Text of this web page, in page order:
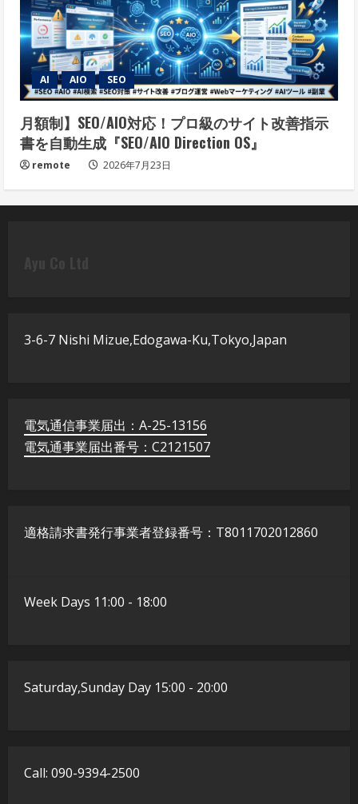
AI AIO SEO
月額制】SEO/AIO対応！プロ級のサイト改善指示
書を自動生成『SEO/AIO Direction OS』
remote 2026年7月23日
3-6-7 Nishi Mizue,Edogawa-Ku,Tokyo,Japan
電気通信事業届出：A-25-13156
電気通事業届出番号：C2121507
​適格請求書発行事業者登録番号：T8011702012860
Week Days 11:00 - 18:00
Saturday,Sunday Day 15:00 - 20:00
Call: 090-9394-2500